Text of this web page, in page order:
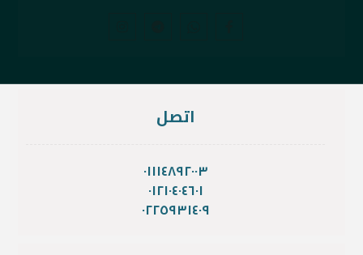
اتصل
٠١١١٤٨٩٢٠٠٣
٠١٢١٠٤٠٤٦٠١
٠٢٢٥٩٣١٤٠٩